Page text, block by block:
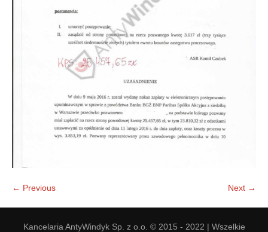
← Previous Next →
Kancelaria AntyWindyk Sp. z o.o. © 2015 - 2022 | Wszelkie